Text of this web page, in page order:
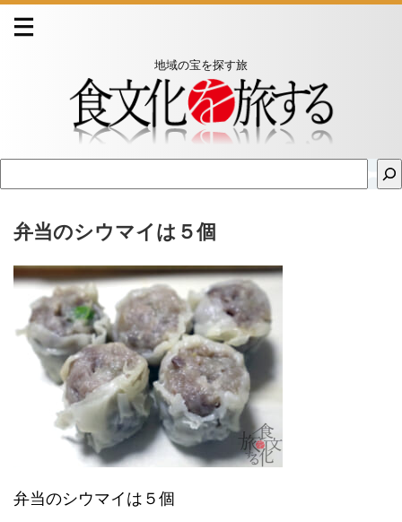
地域の宝を探す旅
弁当のシウマイは５個
弁当のシウマイは５個